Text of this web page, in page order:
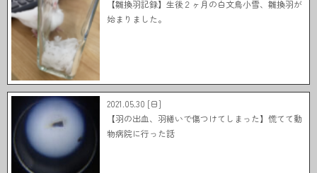
【雛換羽記録】生後２ヶ月の白文鳥小雪、雛換羽が
始まりました。
2021.05.30 [日]
【羽の出血、羽繕いで傷つけてしまった】慌てて動
物病院に行った話